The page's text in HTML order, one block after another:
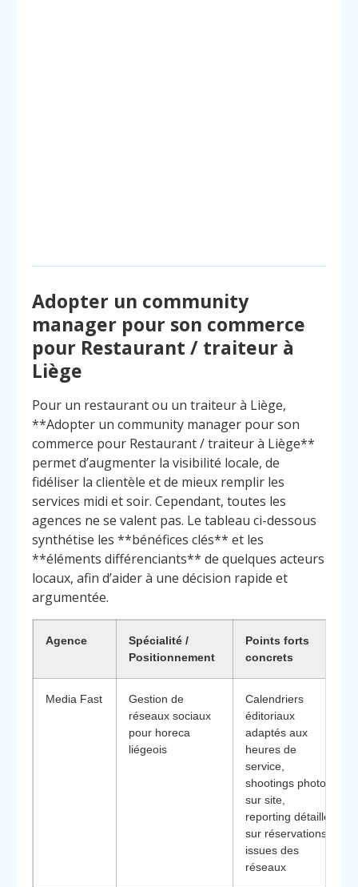
Adopter un community
manager pour son commerce
pour Restaurant / traiteur à
Liège
Pour un restaurant ou un traiteur à Liège,
**Adopter un community manager pour son
commerce pour Restaurant / traiteur à Liège**
permet d’augmenter la visibilité locale, de
fidéliser la clientèle et de mieux remplir les
services midi et soir. Cependant, toutes les
agences ne se valent pas. Le tableau ci-dessous
synthétise les **bénéfices clés** et les
**éléments différenciants** de quelques acteurs
locaux, afin d’aider à une décision rapide et
argumentée.
Agence
Spécialité /
Positionnement
Points forts
concrets
Media Fast
Gestion de
réseaux sociaux
pour horeca
liégeois
Calendriers
éditoriaux
adaptés aux
heures de
service,
shootings photo
sur site,
reporting détaillé
sur réservations
issues des
réseaux